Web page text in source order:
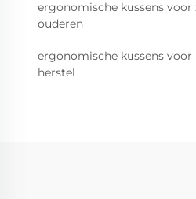
ergonomische kussens
ouderen
ergonomische kussens
herstel